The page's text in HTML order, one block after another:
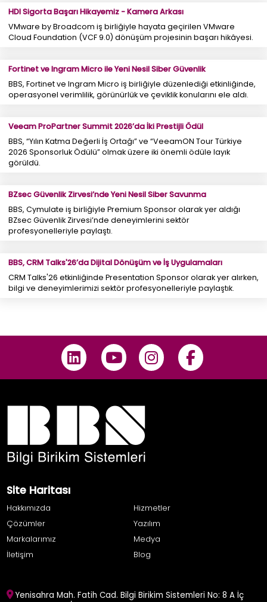
HDI Sigorta Başarı Hikayemiz - Kamera Arkası
VMware by Broadcom iş birliğiyle hayata geçirilen VMware
Cloud Foundation (VCF 9.0) dönüşüm projesinin başarı hikâyesi.
Fortinet ve Ingram Micro ile Yeni Nesil Siber Güvenlik
BBS, Fortinet ve Ingram Micro iş birliğiyle düzenlediği etkinliğinde,
operasyonel verimlilik, görünürlük ve çeviklik konularını ele aldı.
Veeam ProPartner Summit 2026’da İki Prestijli Ödül
BBS, “Yılın Katma Değerli İş Ortağı” ve “VeeamON Tour Türkiye
2026 Sponsorluk Ödülü” olmak üzere iki önemli ödüle layık
görüldü.
BZsec Güvenlik Zirvesi’nde Yeni Nesil Siber Savunma
BBS, Cymulate iş birliğiyle Premium Sponsor olarak yer aldığı
BZsec Güvenlik Zirvesi’nde deneyimlerini sektör
profesyonelleriyle paylaştı.
BBS, CRM Talks'26’da Dijital Dönüşüm ve İş Uygulamaları
CRM Talks'26 etkinliğinde Presentation Sponsor olarak yer alırken,
bilgi ve deneyimlerimizi sektör profesyonelleriyle paylaştık.
Site Haritası
Hakkımızda
Hizmetler
Çözümler
Yazılım
Markalarımız
Medya
İletişim
Blog
Yenisahra Mah. Fatih Cad. Bilgi Birikim Sistemleri No: 8 A İç